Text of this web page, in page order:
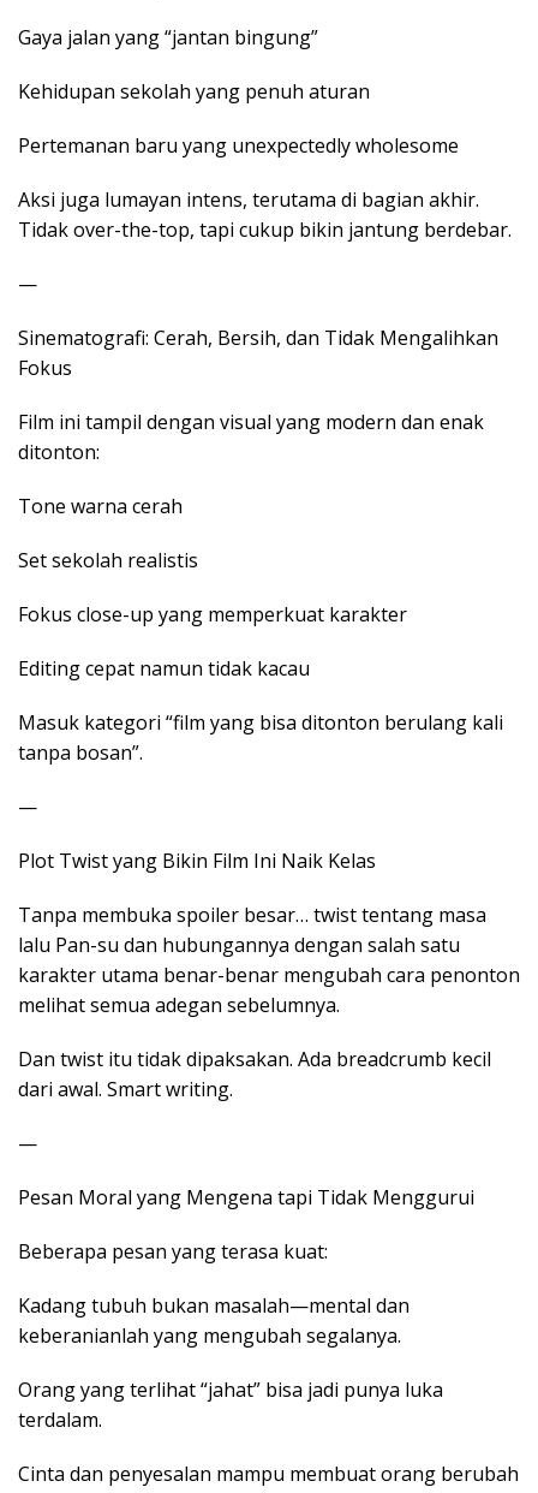
Gaya jalan yang “jantan bingung”
Kehidupan sekolah yang penuh aturan
Pertemanan baru yang unexpectedly wholesome
Aksi juga lumayan intens, terutama di bagian akhir.
Tidak over-the-top, tapi cukup bikin jantung berdebar.
—
Sinematografi: Cerah, Bersih, dan Tidak Mengalihkan
Fokus
Film ini tampil dengan visual yang modern dan enak
ditonton:
Tone warna cerah
Set sekolah realistis
Fokus close-up yang memperkuat karakter
Editing cepat namun tidak kacau
Masuk kategori “film yang bisa ditonton berulang kali
tanpa bosan”.
—
Plot Twist yang Bikin Film Ini Naik Kelas
Tanpa membuka spoiler besar… twist tentang masa
lalu Pan-su dan hubungannya dengan salah satu
karakter utama benar-benar mengubah cara penonton
melihat semua adegan sebelumnya.
Dan twist itu tidak dipaksakan. Ada breadcrumb kecil
dari awal. Smart writing.
—
Pesan Moral yang Mengena tapi Tidak Menggurui
Beberapa pesan yang terasa kuat:
Kadang tubuh bukan masalah—mental dan
keberanianlah yang mengubah segalanya.
Orang yang terlihat “jahat” bisa jadi punya luka
terdalam.
Cinta dan penyesalan mampu membuat orang berubah